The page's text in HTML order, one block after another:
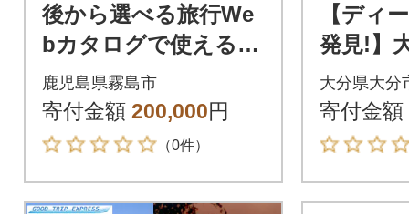
後から選べる旅行We
bカタログで使える!
旅行クーポン(60,000
円分)【JTA】K-600-A
鹿児島県霧島市
寄付金額 200,000円
（0件）
【ディ
発見!】
で使え
ーポン
_O02054
大分県大分
寄付金額